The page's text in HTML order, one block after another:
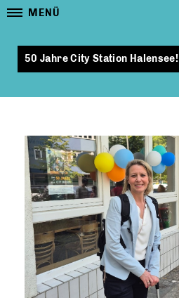
MENÜ
50 Jahre City Station Halensee!